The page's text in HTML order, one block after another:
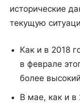
исторические
текущую
Как и в 2018
в феврале
более
В мае, как и в